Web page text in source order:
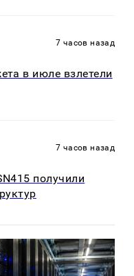
7 часов назад
в июле взлетели
7 часов назад
получили